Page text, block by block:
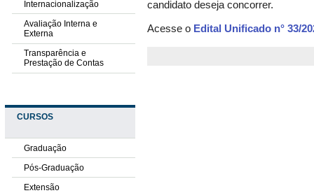
Internacionalização
Avaliação Interna e
Externa
Transparência e
Prestação de Contas
CURSOS
Graduação
Pós-Graduação
Extensão
candidato deseja concorrer.
Acesse o Edital Unificado n° 33/